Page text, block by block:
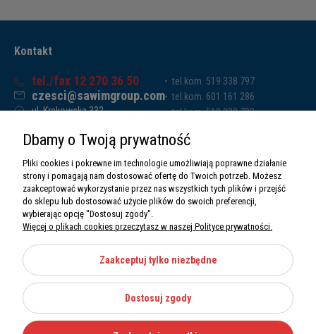
Kontakt
tel./fax 12 270 36 50
czesci@sawimgroup.com
ul. Krakowska 332,
Sawim Group Mariusz Zdyb sp. k.
NIP: 5130284470
REGON: 5246591010
tel.kom. 519 338 797
tel.kom. 601 161 286
tel.kom. 519 338 793
O nas
Informacje
Moje konto
Kategorie
Dbamy o Twoją prywatność
Pliki cookies i pokrewne im technologie umożliwiają poprawne działanie
strony i pomagają nam dostosować ofertę do Twoich potrzeb. Możesz
zaakceptować wykorzystanie przez nas wszystkich tych plików i przejść
do sklepu lub dostosować użycie plików do swoich preferencji,
wybierając opcję "Dostosuj zgody".
Więcej o plikach cookies przeczytasz w naszej Polityce prywatności.
Zaakceptuj tylko niezbędne
Dostosuj zgody